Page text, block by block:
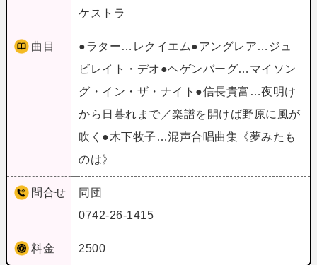
ケストラ
曲目
●ラター…レクイエム●アングレア…ジュ
ビレイト・デオ●ヘゲンバーグ…マイソン
グ・イン・ザ・ナイト●信長貴富…夜明け
から日暮れまで／楽譜を開けば野原に風が
吹く●木下牧子…混声合唱曲集《夢みたも
のは》
問合せ
同団
0742-26-1415
料金 2500